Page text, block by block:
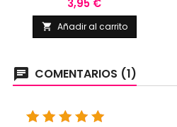
3,95 €
 Añadir al carrito
chat COMENTARIOS (1)